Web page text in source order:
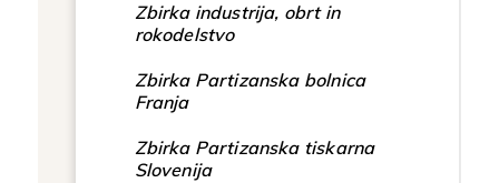
Zbirka industrija, obrt in
rokodelstvo
Zbirka Partizanska bolnica
Franja
Zbirka Partizanska tiskarna
Slovenija